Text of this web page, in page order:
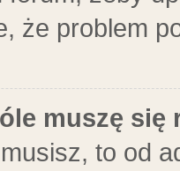
że problem
muszę się
to od